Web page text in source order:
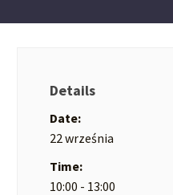
Details
Date:
22 września
Time:
10:00 - 13:00